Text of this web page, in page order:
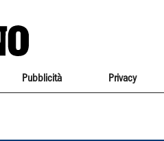
Pubblicità Privacy